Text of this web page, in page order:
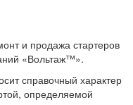
и продажа стартеров
«Вольтаж™».
справочный характер
определяемой